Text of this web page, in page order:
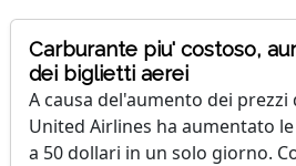
Carburante piu' costoso,
dei biglietti aerei
A causa del'aumento dei
United Airlines ha aumentato
a 50 dollari in un solo giorno.